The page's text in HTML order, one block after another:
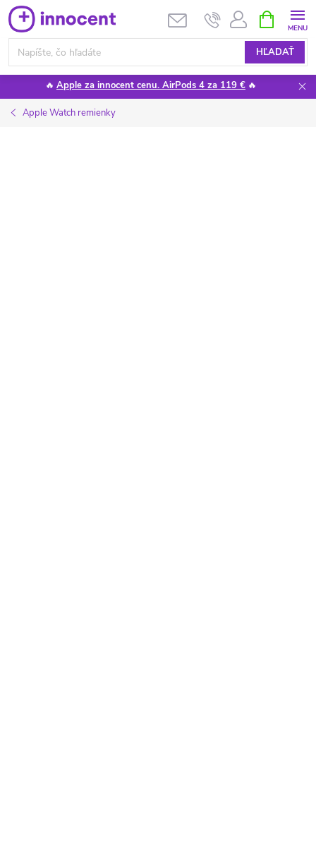
Prejsť
na
obsah
HĽADAŤ
KOŠÍK
🔥 Apple za innocent cenu. AirPods 4 za 119 € 🔥
Apple Watch remienky